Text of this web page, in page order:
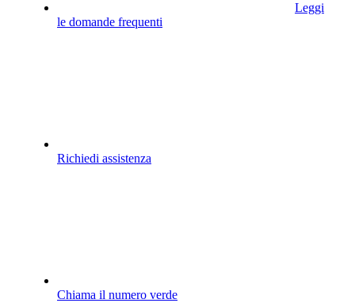
Leggi
le domande frequenti
Richiedi assistenza
Chiama il numero verde